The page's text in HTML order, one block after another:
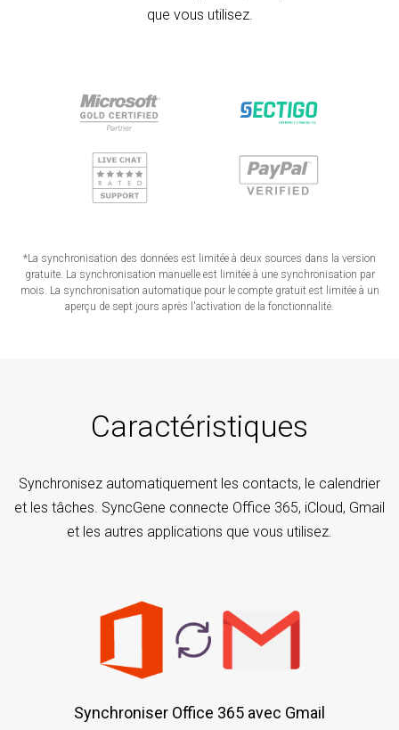
que vous utilisez.
*La synchronisation des données est limitée à deux sources dans la version
gratuite. La synchronisation manuelle est limitée à une synchronisation par
mois. La synchronisation automatique pour le compte gratuit est limitée à un
aperçu de sept jours après l'activation de la fonctionnalité.
Caractéristiques
Synchronisez automatiquement les contacts, le calendrier
et les tâches. SyncGene connecte Office 365, iCloud, Gmail
et les autres applications que vous utilisez.
Synchroniser Office 365 avec Gmail